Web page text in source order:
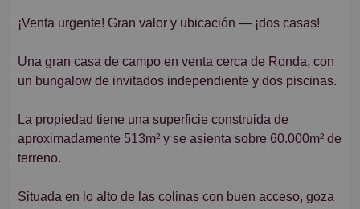
¡Venta urgente! Gran valor y ubicación — ¡dos casas!
Una gran casa de campo en venta cerca de Ronda, con
un bungalow de invitados independiente y dos piscinas.
La propiedad tiene una superficie construida de
aproximadamente 513m² y se asienta sobre 60.000m² de
terreno.
Situada en lo alto de las colinas con buen acceso, goza